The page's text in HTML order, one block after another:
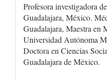
Profesora investigadora
Guadalajara, México.
Guadalajara, Maestra en
Universidad Autónoma
Doctora en Ciencias
Guadalajara de México.